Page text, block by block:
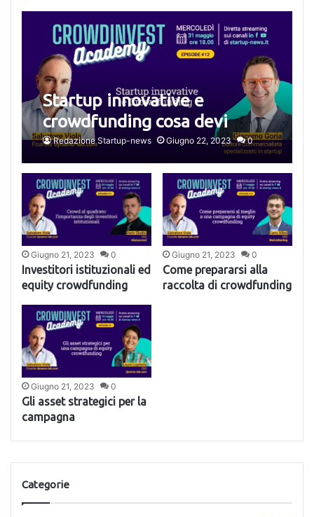
Startup innovative e
crowdfunding cosa devi
sapere
Redazione Startup-news Giugno 22, 2023 0
Giugno 21, 2023 0
Investitori istituzionali ed
equity crowdfunding
Giugno 21, 2023 0
Come prepararsi alla
raccolta di crowdfunding
Giugno 21, 2023 0
Gli asset strategici per la
campagna
Categorie